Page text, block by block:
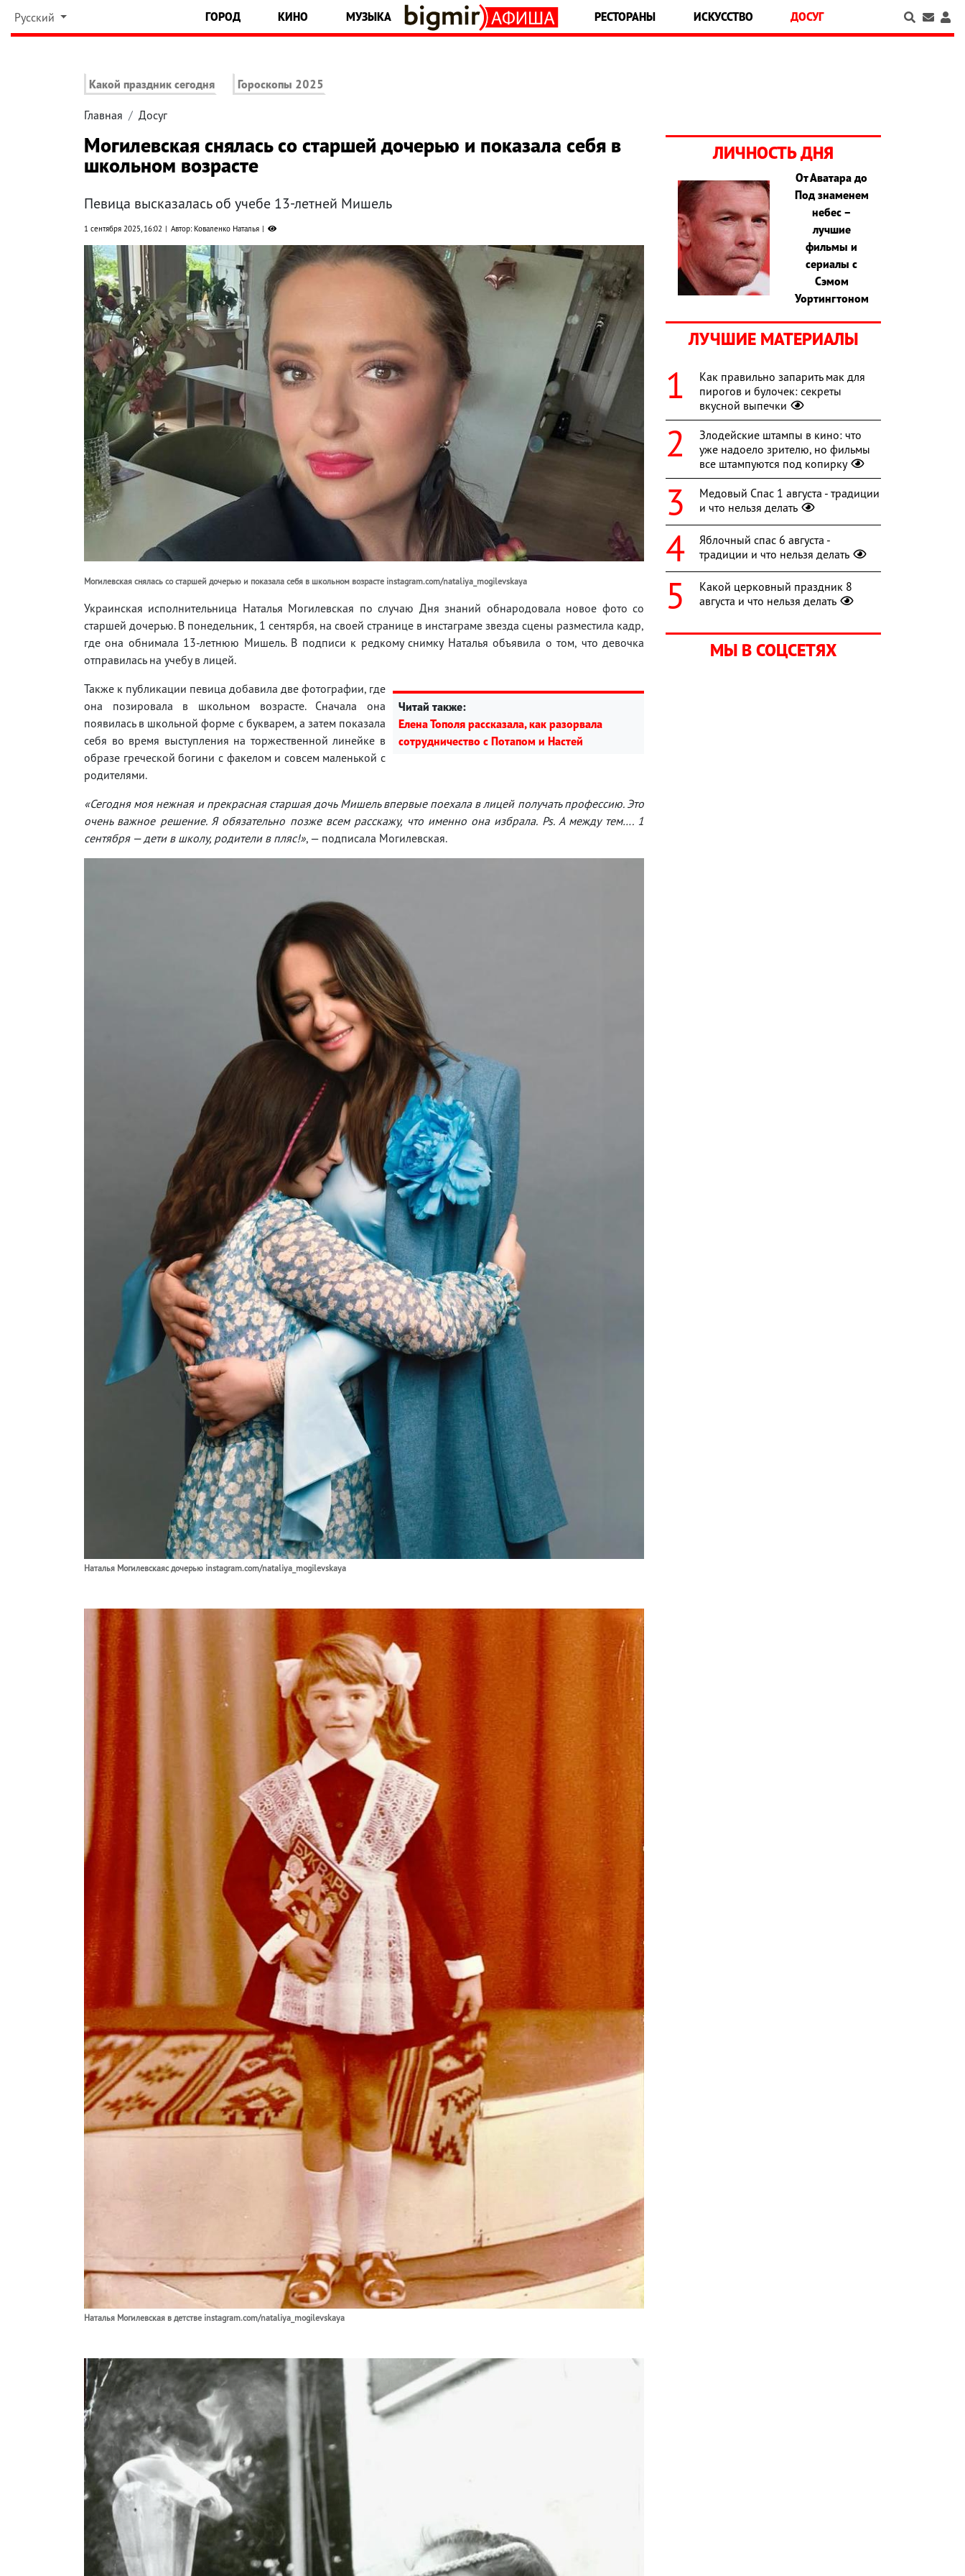
Русский ГОРОД КИНО МУЗЫКА РЕСТОРАНЫ ИСКУССТВО ДОСУГ
Какой праздник сегодня Гороскопы 2025
Главная Досуг
Могилевская снялась со старшей дочерью и показала себя в
школьном возрасте
Певица высказалась об учебе 13-летней Мишель
1 сентября 2025, 16:02 Автор: Коваленко Наталья
Могилевская снялась со старшей дочерью и показала себя в школьном возрасте instagram.com/nataliya_mogilevskaya
Украинская исполнительница Наталья Могилевская по случаю Дня знаний обнародовала новое фото со
старшей дочерью. В понедельник, 1 сентярбя, на своей странице в инстаграме звезда сцены разместила кадр,
где она обнимала 13-летнюю Мишель. В подписи к редкому снимку Наталья объявила о том, что девочка
отправилась на учебу в лицей.
Читай также:
Елена Тополя рассказала, как разорвала
сотрудничество с Потапом и Настей
Также к публикации певица добавила две фотографии, где
она позировала в школьном возрасте. Сначала она
появилась в школьной форме с букварем, а затем показала
себя во время выступления на торжественной линейке в
образе греческой богини с факелом и совсем маленькой с
родителями.
«Сегодня моя нежная и прекрасная старшая дочь Мишель впервые поехала в лицей получать профессию. Это
очень важное решение. Я обязательно позже всем расскажу, что именно она избрала. Ps. А между тем…. 1
сентября — дети в школу, родители в пляс!», — подписала Могилевская.
Наталья Могилевскаяс дочерью instagram.com/nataliya_mogilevskaya
Наталья Могилевская в детстве instagram.com/nataliya_mogilevskaya
ЛИЧНОСТЬ ДНЯ
От Аватара до
Под знаменем
небес –
лучшие
фильмы и
сериалы с
Сэмом
Уортингтоном
ЛУЧШИЕ МАТЕРИАЛЫ
Как правильно запарить мак для
пирогов и булочек: секреты
вкусной выпечки
Злодейские штампы в кино: что
уже надоело зрителю, но фильмы
все штампуются под копирку
Медовый Спас 1 августа - традиции
и что нельзя делать
Яблочный спас 6 августа -
традиции и что нельзя делать
Какой церковный праздник 8
августа и что нельзя делать
МЫ В СОЦСЕТЯХ